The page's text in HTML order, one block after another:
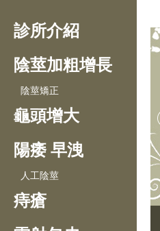
診所介紹
陰莖加粗增長
陰莖矯正
龜頭增大
陽痿 早洩
人工陰莖
痔瘡